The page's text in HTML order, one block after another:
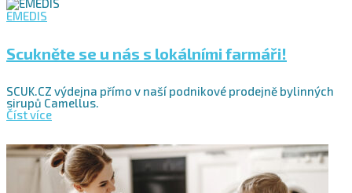
EMEDIS
Scukněte se u nás s lokálními farmáři!
SCUK.CZ výdejna přímo v naší podnikové prodejně bylinných
sirupů Camellus.
Číst více